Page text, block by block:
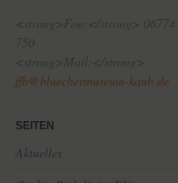
<strong>Fon:</strong> 06774 –
750
<strong>Mail:</strong>
ffb@bluechermuseum-kaub.de
SEITEN
Aktuelles